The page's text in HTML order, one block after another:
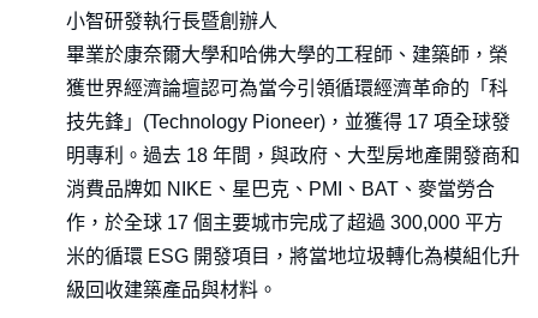
小智研發執行長暨創辦人
畢業於康奈爾大學和哈佛大學的工程師、建築師，榮
獲世界經濟論壇認可為當今引領循環經濟革命的「科
技先鋒」(Technology Pioneer)，並獲得 17 項全球發
明專利。過去 18 年間，與政府、大型房地產開發商和
消費品牌如 NIKE、星巴克、PMI、BAT、麥當勞合
作，於全球 17 個主要城市完成了超過 300,000 平方
米的循環 ESG 開發項目，將當地垃圾轉化為模組化升
級回收建築產品與材料。